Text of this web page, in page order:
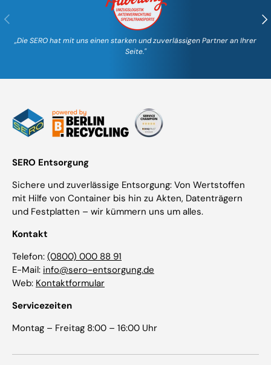
Vorherige
„Die SERO hat mit uns einen starken und zuverlässigen Partner an Ihrer
Seite."
SERO Entsorgung
Sichere und zuverlässige Entsorgung: Von Wertstoffen
mit Hilfe von Container bis hin zu Akten, Datenträgern
und Festplatten – wir kümmern uns um alles.
Kontakt
Telefon: (0800) 000 88 91
E-Mail: info@sero-entsorgung.de
Web: Kontaktformular
Servicezeiten
Montag – Freitag 8:00 – 16:00 Uhr